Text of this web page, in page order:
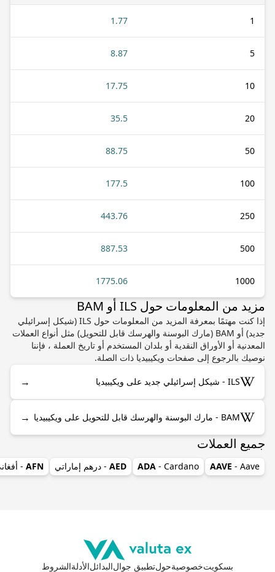
1
1.77
5
8.87
10
17.75
20
35.5
50
88.75
100
177.5
250
443.76
500
887.53
1000
1775.06
مزيد من المعلومات حول ILS أو BAM
إذا كنت مهتمًا بمعرفة المزيد من المعلومات حول ILS (شيكل إسرائيلي
جديد) أو BAM (مارك البوسنة والهرسك قابل للتحويل) مثل أنواع العملات
المعدنية أو الأوراق النقدية أو بلدان المستخدم أو تاريخ العملة ، فإننا
نوصيك بالرجوع إلى صفحات ويكيبيديا ذات الصلة.
ILS - شيكل إسرائيلي جديد على ويكيبيديا →
BAM - مارك البوسنة والهرسك قابل للتحويل على ويكيبيديا →
جميع العملات
AAVE - Aave
ADA - Cardano
AED - درهم إماراتي AFN
-
بسكويتخصوصيةحولتطبيق جوالالبدائلالأدلةالشروط